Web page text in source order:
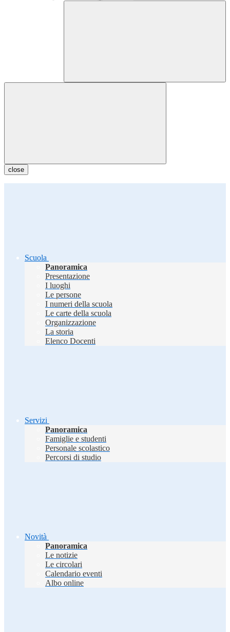
close
Scuola
Panoramica
Presentazione
I luoghi
Le persone
I numeri della scuola
Le carte della scuola
Organizzazione
La storia
Elenco Docenti
Servizi
Panoramica
Famiglie e studenti
Personale scolastico
Percorsi di studio
Novità
Panoramica
Le notizie
Le circolari
Calendario eventi
Albo online